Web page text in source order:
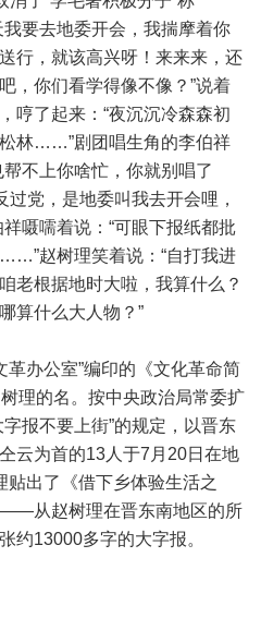
要去地委开会，我揣摩着你
行，就该高兴呀！来来来，还
，你们看学得像不像？”说着
哼了起来：“夜沉沉冷森森初
林……”剧团唱生角的李伯祥
不上你啥忙，你就别唱了
过党，是地委叫我去开会哩，
嗫嚅着说：“可眼下报纸都批
赵树理笑着说：“自打我进
老根据地时大啦，我算什么？
算什么大人物？”
办公室”编印的《文化革命简
理的名。按中央政治局常委扩
报不要上街”的规定，以晋东
云为首的13人于7月20日在地
出了《借下乡体验生活之
从赵树理在晋东南地区的所
约13000多字的大字报。